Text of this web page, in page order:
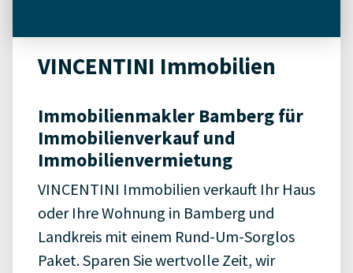
VINCENTINI Immobilien
Immobilienmakler Bamberg für
Immobilienverkauf und
Immobilienvermietung
VINCENTINI Immobilien verkauft Ihr Haus
oder Ihre Wohnung in Bamberg und
Landkreis mit einem Rund-Um-Sorglos
Paket. Sparen Sie wertvolle Zeit, wir